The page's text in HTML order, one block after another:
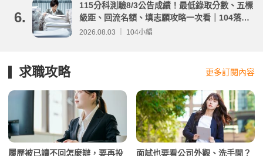
6.
115分科測驗8/3公告成績！最低錄取分數、五標
級距、回流名額、填志願攻略一次看｜104落點
分析
2026.08.03 ｜ 104小編
求職攻略 更多訂閱內容
履歷被已讀不回怎麼辦，要再投
面試也要看公司外觀、洗手間？